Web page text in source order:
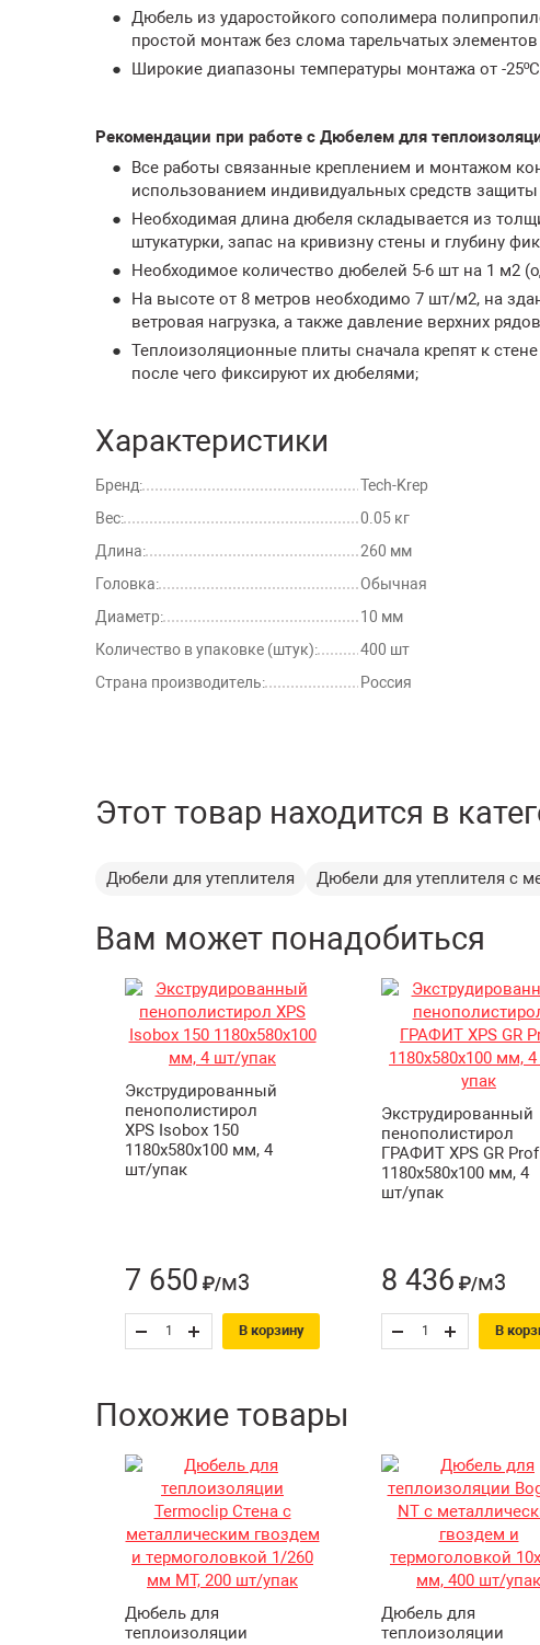
Дюбель из ударостойкого сополимера
простой монтаж без слома тарельчатых
Широкие диапазоны температуры монтажа от -25ºС
Рекомендации при работе с Дюбелем для
Все работы связанные креплением и монтажом
использованием индивидуальных средств
Необходимая длина дюбеля складывается из
штукатурки, запас на кривизну стены и глубину
Необходимое количество дюбелей 5-6 шт на 1 м2
На высоте от 8 метров необходимо 7 шт/м2, на
ветровая нагрузка, а также давление верхних
Теплоизоляционные плиты сначала крепят к
после чего фиксируют их дюбелями;
Характеристики
Бренд:
Tech-Krep
Вес:
0.05 кг
Длина:
260 мм
Головка:
Обычная
Диаметр:
10 мм
Количество в упаковке (штук):
400 шт
Страна производитель:
Россия
Этот товар находится в
Дюбели для утеплителя Дюбели для утеплителя с
Вам может понадобиться
Экструдированный
пенополистирол
XPS Isobox 150
1180х580х100 мм, 4
шт/упак
7 650 ₽/м3
В корзину
Экструдированный
пенополистирол
ГРАФИТ XPS GR Prof
1180х580х100 мм, 4
шт/упак
8 436 ₽/м3
В
Похожие товары
Дюбель для
теплоизоляции
Дюбель для
теплоизоляции